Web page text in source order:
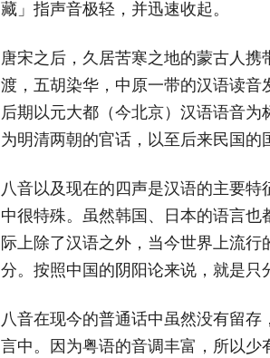
藏」指声音极轻，并迅速收起。
唐宋之后，久居苦寒之地的蒙古人
渡，五胡染华，中原一带的汉语读
后期以元大都（今北京）汉语语音
为明清两朝的官话，以至后来民国的
八音以及现在的四声是汉语的主要
中很特殊。虽然韩国、日本的语言
际上除了汉语之外，当今世界上流
分。按照中国的阴阳论来说，就是只
八音在现今的普通话中虽然没有留
言中。因为粤语的音调丰富，所以少